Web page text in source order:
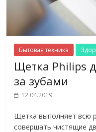
Бытовая техника
Щетка Philips
за зубами
12.04.2019
Щетка выполняет всю
совершать чистящие